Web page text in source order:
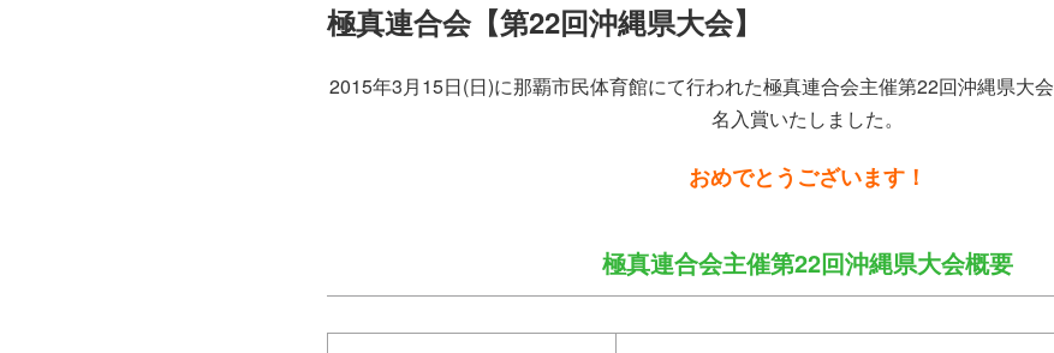
極真連合会【第22回沖縄県大会】
2015年3月15日(日)に那覇市民体育館にて行われた極真連合会主催第22回沖縄県大
名入賞いたしました。
おめでとうございます！
極真連合会主催第22回沖縄県大会概要